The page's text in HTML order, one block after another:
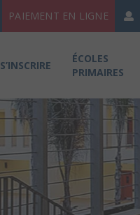
PAIEMENT EN LIGNE
S’INSCRIRE
ÉCOLES
PRIMAIRES